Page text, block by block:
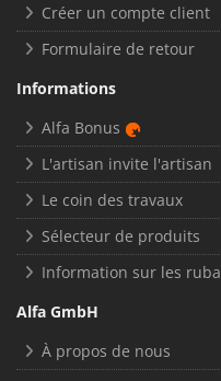
Créer un compte client
Formulaire de retour
Informations
Alfa Bonus
L'artisan invite l'artisan
Le coin des travaux
Sélecteur de produits
Information sur les
Alfa GmbH
À propos de nous